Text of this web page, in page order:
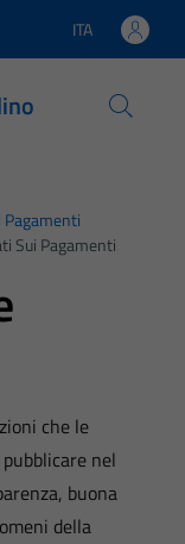
Lingua attiva:
ITA
Pagamenti
Sui Pagamenti
che le
nel
buona
della